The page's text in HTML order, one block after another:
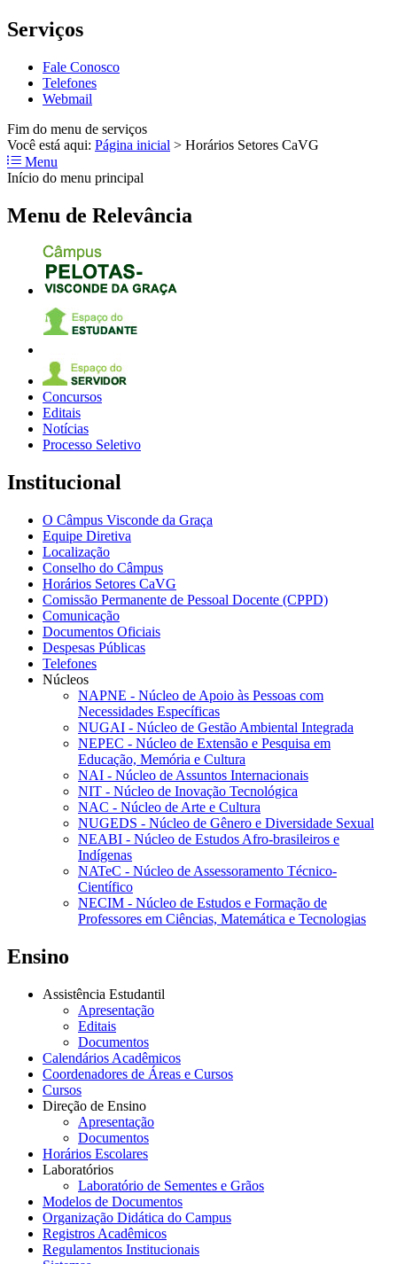
Serviços
Fale Conosco
Telefones
Webmail
Fim do menu de serviços
Você está aqui: Página inicial > Horários Setores CaVG
Menu
Início do menu principal
Menu de Relevância
Concursos
Editais
Notícias
Processo Seletivo
Institucional
O Câmpus Visconde da Graça
Equipe Diretiva
Localização
Conselho do Câmpus
Horários Setores CaVG
Comissão Permanente de Pessoal Docente (CPPD)
Comunicação
Documentos Oficiais
Despesas Públicas
Telefones
Núcleos
NAPNE - Núcleo de Apoio às Pessoas com
Necessidades Específicas
NUGAI - Núcleo de Gestão Ambiental Integrada
NEPEC - Núcleo de Extensão e Pesquisa em
Educação, Memória e Cultura
NAI - Núcleo de Assuntos Internacionais
NIT - Núcleo de Inovação Tecnológica
NAC - Núcleo de Arte e Cultura
NUGEDS - Núcleo de Gênero e Diversidade Sexual
NEABI - Núcleo de Estudos Afro-brasileiros e
Indígenas
NATeC - Núcleo de Assessoramento Técnico-
Científico
NECIM - Núcleo de Estudos e Formação de
Professores em Ciências, Matemática e Tecnologias
Ensino
Assistência Estudantil
Apresentação
Editais
Documentos
Calendários Acadêmicos
Coordenadores de Áreas e Cursos
Cursos
Direção de Ensino
Apresentação
Documentos
Horários Escolares
Laboratórios
Laboratório de Sementes e Grãos
Modelos de Documentos
Organização Didática do Campus
Registros Acadêmicos
Regulamentos Institucionais